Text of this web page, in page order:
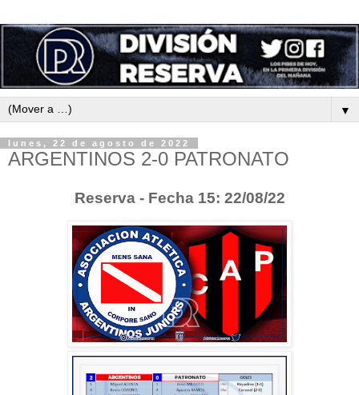
▼
lunes, 22 de agosto de 2022
ARGENTINOS 2-0 PATRONATO
Reserva - Fecha 15: 22/08/22